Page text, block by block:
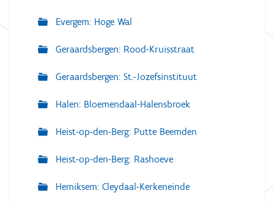
Evergem: Hoge Wal
Geraardsbergen: Rood-Kruisstraat
Geraardsbergen: St.-Jozefsinstituut
Halen: Bloemendaal-Halensbroek
Heist-op-den-Berg: Putte Beemden
Heist-op-den-Berg: Rashoeve
Hemiksem: Cleydaal-Kerkeneinde